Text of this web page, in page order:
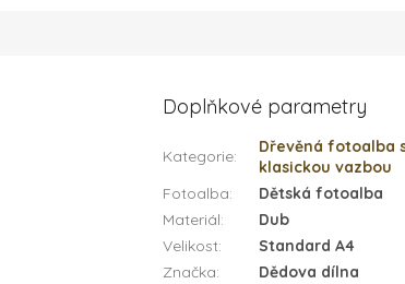
Doplňkové parametry
Kategorie:
Dřevěná fotoalba
klasickou vazbou
Fotoalba:
Dětská fotoalba
Materiál:
Dub
Velikost:
Standard A4
Značka: Dědova dílna